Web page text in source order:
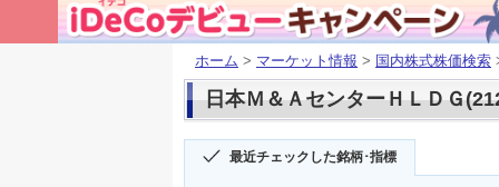
ホーム > マーケット情報 > 国内株式株価検索
日本Ｍ＆ＡセンターＨＬＤＧ
最近チェックした銘柄･指標